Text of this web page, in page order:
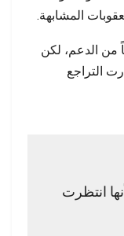
من الدعم، لكن
التراجع
انتظرت